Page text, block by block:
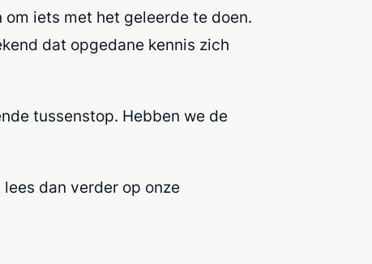
iets met het geleerde te doen.
dat opgedane kennis zich
tussenstop. Hebben we de
dan verder op onze